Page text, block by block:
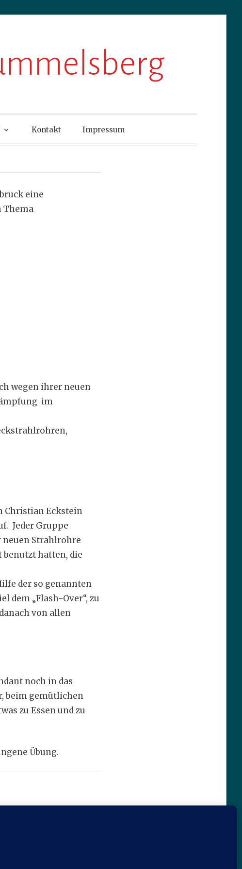
Kontakt Impressum
eine
Thema
wegen ihrer neuen
im
Christian Eckstein
Jeder Gruppe
neuen Strahlrohre
benutzt hatten, die
der so genannten
dem „Flash-Over“, zu
von allen
noch in das
beim gemütlichen
zu Essen und zu
Übung.